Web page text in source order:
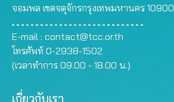
จอมพล เขตจตุจักรกรุงเทพมหานคร 10900
E-mail : contact@tcc.or.th
โทรศัพท์ 0-2938-1502
(เวลาทำการ 09.00 - 18.00 น.)
เกี่ยวกับเรา